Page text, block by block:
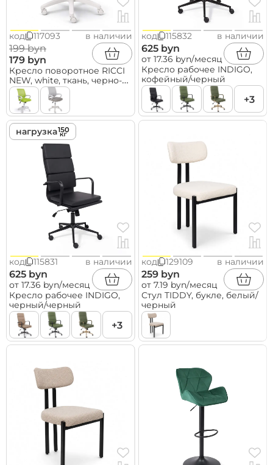
код 117093 в наличии
199 byn
179 byn
Кресло поворотное RICCI
NEW, white, ткань, черно-
белая диор
код 115832 в наличии
625 byn
от 17.36 byn/месяц
Кресло рабочее INDIGO,
кофейный/черный
+3
нагрузка
код 115831 в наличии
625 byn
от 17.36 byn/месяц
Кресло рабочее INDIGO,
черный/черный
+3
код 129109 в наличии
259 byn
от 7.19 byn/месяц
Стул TIDDY, букле, белый/
черный